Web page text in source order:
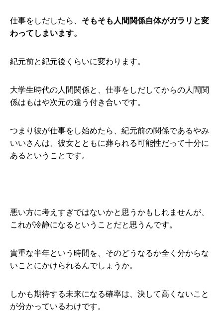
仕事をしだしたら、 そもそも人間関係自体がガラリと変
わってしまいます。
紀元前と紀元後くらいに変わります。
大学生時代の人間関係と、仕事をしだしてからの人間関
係はもはや次元の違う付き合いです。
つまり彼が仕事をし始めたら、紀元前の関係であるやみ
いいさんは、彼女とともに葬られる可能性だって十分に
あるということです。
悪い方に考えすぎではないかと思うかもしれませんが、
これが冷静になるということだと思うんです。
貴重な半年という時間を、そのどうなるか全く分からな
いことにかけられるんでしょうか。
しかも期待する未来になる確率は、決して高くないこと
が分かっているわけです。